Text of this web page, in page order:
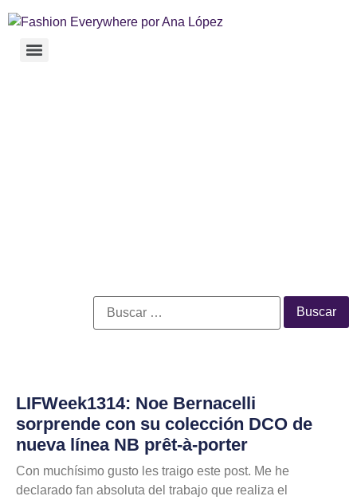
LIFWeek1314: Noe Bernacelli
sorprende con su colección DCO de
nueva línea NB prêt-à-porter
Con muchísimo gusto les traigo este post. Me he
declarado fan absoluta del trabajo que realiza el